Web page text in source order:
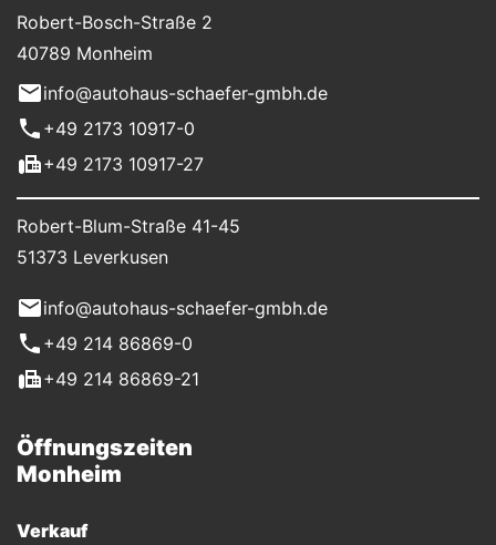
Robert-Bosch-Straße 2
40789 Monheim
info@autohaus-schaefer-gmbh.de
+49 2173 10917-0
+49 2173 10917-27
Robert-Blum-Straße 41-45
51373 Leverkusen
info@autohaus-schaefer-gmbh.de
+49 214 86869-0
+49 214 86869-21
Öffnungszeiten
Monheim
Verkauf